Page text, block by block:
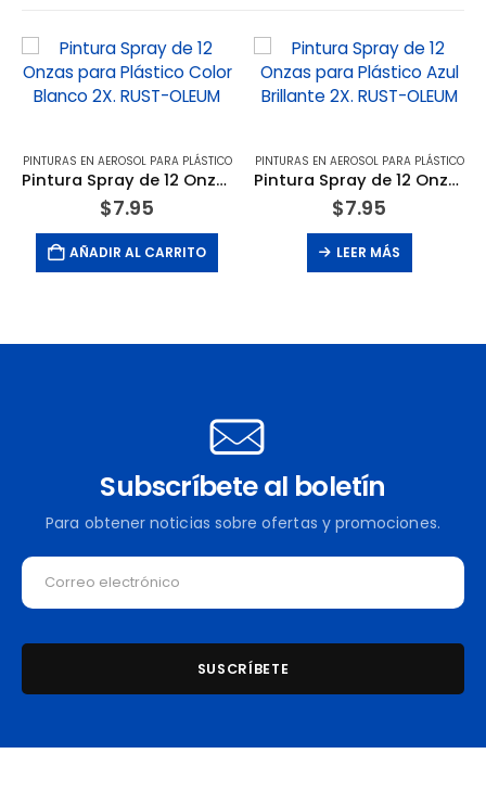
PINTURAS EN AEROSOL PARA PLÁSTICO
Pintura Spray de 12 Onzas para Plástico Color Blanco 2X. RUST-OLEUM
$7.95
AÑADIR AL CARRITO
PINTURAS EN AEROSOL PARA PLÁSTICO
Pintura Spray de 12 Onzas para Plástico Azul Brillante 2X. RUST-OLEUM
$7.95
LEER MÁS
Subscríbete al boletín
Para obtener noticias sobre ofertas y promociones.